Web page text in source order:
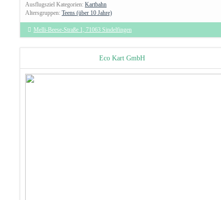
Ausflugsziel Kategorien:Kartbahn
Altersgruppen:Teens (über 10 Jahre)
Melli-Beese-Straße 1, 71063 Sindelfingen
Eco Kart GmbH